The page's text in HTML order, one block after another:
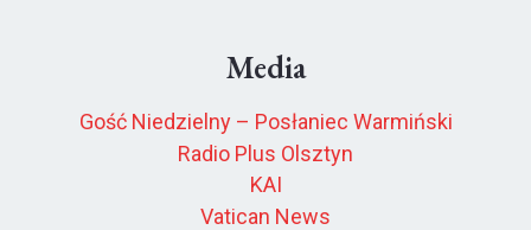
Media
Gość Niedzielny – Posłaniec Warmiński
Radio Plus Olsztyn
KAI
Vatican News